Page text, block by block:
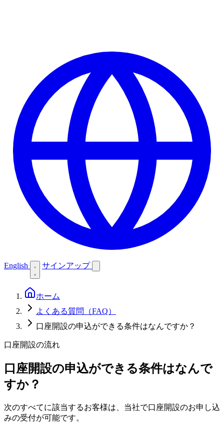
English サインアップ
ホーム
よくある質問（FAQ）
口座開設の申込ができる条件はなんですか？
口座開設の流れ
口座開設の申込ができる条件はなんで
すか？
次のすべてに該当するお客様は、当社で口座開設のお申し込
みの受付が可能です。